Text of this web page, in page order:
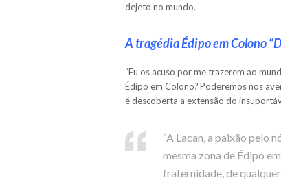
dejeto no mundo.
A tragédia Édipo em Colono
“Eu os acuso por me trazerem ao
Édipo em Colono?Poderemos nos
é descoberta a extensão do
“A Lacan, a paixão pelo
mesma zona de Édipo
fraternidade, de